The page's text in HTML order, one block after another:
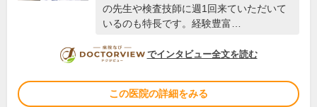
の先生や検査技師に週1回来ていただいて
いるのも特長です。経験豊富…
DOCTORVIEW
でインタビュー全文を読む
この医院の詳細をみる